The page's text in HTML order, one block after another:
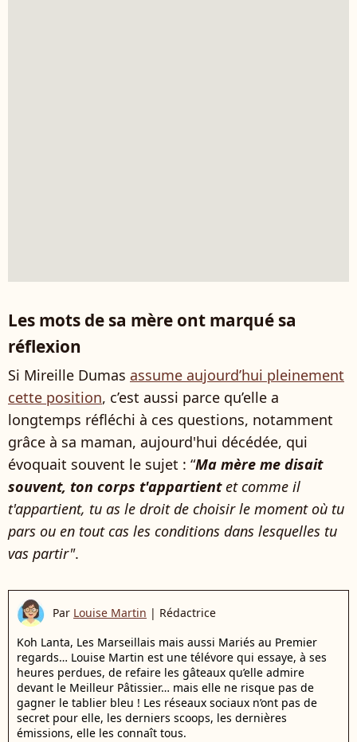
Les mots de sa mère ont marqué sa
réflexion
Si Mireille Dumas assume aujourd’hui pleinement
cette position, c’est aussi parce qu’elle a
longtemps réfléchi à ces questions, notamment
grâce à sa maman, aujourd'hui décédée, qui
évoquait souvent le sujet : “Ma mère me disait
souvent, ton corps t'appartientet comme il
t'appartient, tu as le droit de choisir le moment où tu
pars ou en tout cas les conditions dans lesquelles tu
vas partir".
Par Louise Martin | Rédactrice
Koh Lanta, Les Marseillais mais aussi Mariés au Premier
regards… Louise Martin est une télévore qui essaye, à ses
heures perdues, de refaire les gâteaux qu’elle admire
devant le Meilleur Pâtissier… mais elle ne risque pas de
gagner le tablier bleu ! Les réseaux sociaux n’ont pas de
secret pour elle, les derniers scoops, les dernières
émissions, elle les connaît tous.